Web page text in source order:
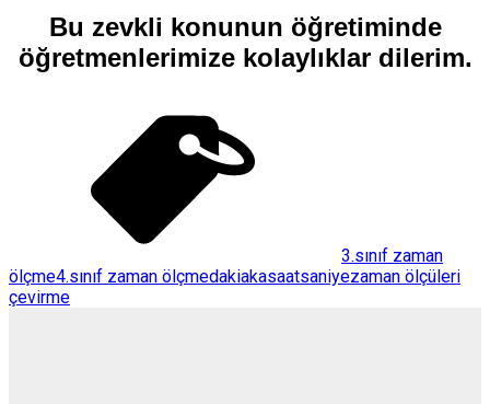
Bu zevkli konunun öğretiminde
öğretmenlerimize kolaylıklar dilerim.
3.sınıf zaman
ölçme4.sınıf zaman ölçmedakiakasaatsaniyezaman ölçüleri
çevirme